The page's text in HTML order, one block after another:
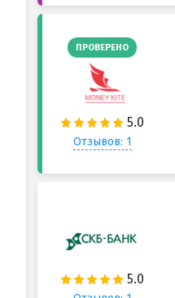
ПРОВЕРЕНО
Отзывов: 1